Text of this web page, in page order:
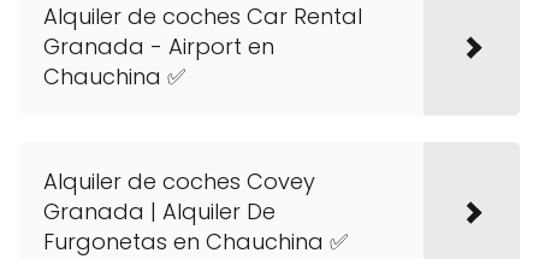
Alquiler de coches Car Rental
Granada - Airport en
Chauchina ✅
Alquiler de coches Covey
Granada | Alquiler De
Furgonetas en Chauchina ✅